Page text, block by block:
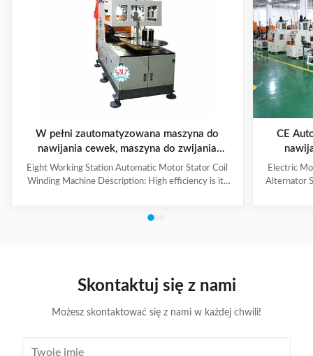
W pełni zautomatyzowana maszyna do
nawijania cewek, maszyna do zwijania
stojana silnika napędowego samochodu
Eight Working Station Automatic Motor Stator Coil
Winding Machine Description: High efficiency is its
transfer former orderly, especially suitable for high
CE
Electric
Alternator
Skontaktuj się z nami
Możesz skontaktować się z nami w każdej chwili!